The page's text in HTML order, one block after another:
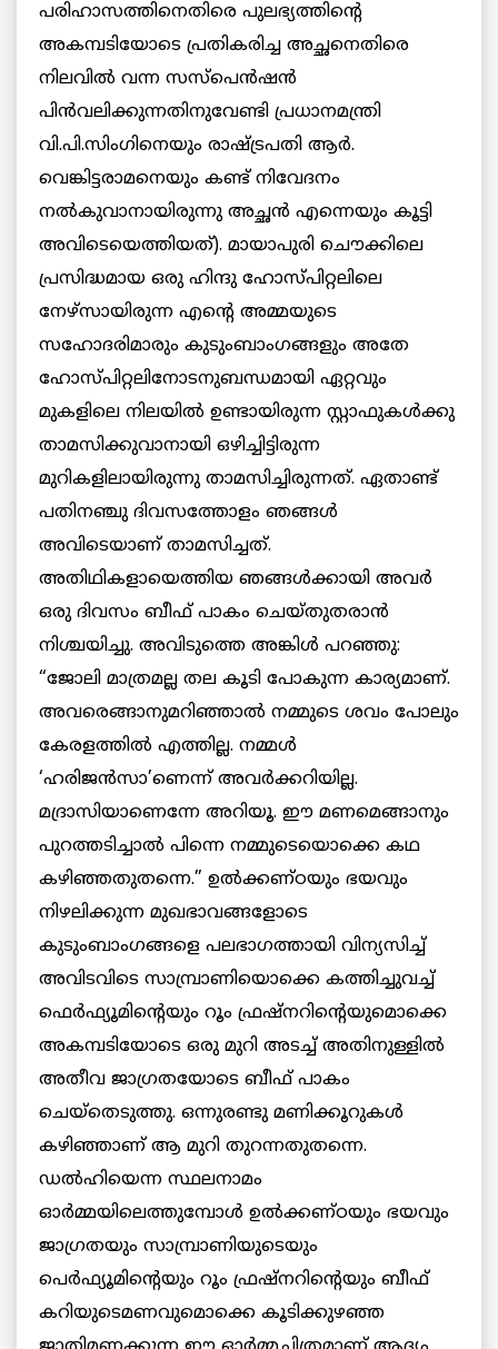
പരിഹാസത്തിനെതിരെ പുലഭ്യത്തിന്റെ
അകമ്പടിയോടെ പ്രതികരിച്ച അച്ഛനെതിരെ
നിലവില്‍ വന്ന സസ്പെന്‍ഷന്‍
പിന്‍വലിക്കുന്നതിനുവേണ്ടി പ്രധാനമന്ത്രി
വി.പി.സിംഗിനെയും രാഷ്ട്രപതി ആര്‍.
വെങ്കിട്ടരാമനെയും കണ്ട് നിവേദനം
നല്‍കുവാനായിരുന്നു അച്ഛന്‍ എന്നെയും കൂട്ടി
അവിടെയെത്തിയത്). മായാപുരി ചൌക്കിലെ
പ്രസിദ്ധമായ ഒരു ഹിന്ദു ഹോസ്പിറ്റലിലെ
നേഴ്സായിരുന്ന എന്റെ അമ്മയുടെ
സഹോദരിമാരും കുടുംബാംഗങ്ങളും അതേ
ഹോസ്പിറ്റലിനോടനുബന്ധമായി ഏറ്റവും
മുകളിലെ നിലയില്‍ ഉണ്ടായിരുന്ന സ്റ്റാഫുകള്‍ക്കു
താമസിക്കുവാനായി ഒഴിച്ചിട്ടിരുന്ന
മുറികളിലായിരുന്നു താമസിച്ചിരുന്നത്. ഏതാണ്ട്
പതിനഞ്ചു ദിവസത്തോളം ഞങ്ങള്‍
അവിടെയാണ് താമസിച്ചത്.
അതിഥികളായെത്തിയ ഞങ്ങള്‍ക്കായി അവര്‍
ഒരു ദിവസം ബീഫ് പാകം ചെയ്തുതരാന്‍
നിശ്ചയിച്ചു. അവിടുത്തെ അങ്കിള്‍ പറഞ്ഞു:
“ജോലി മാത്രമല്ല തല കൂടി പോകുന്ന കാര്യമാണ്.
അവരെങ്ങാനുമറിഞ്ഞാല്‍ നമ്മുടെ ശവം പോലും
കേരളത്തില്‍ എത്തില്ല. നമ്മള്‍
‘ഹരിജന്‍സാ’ണെന്ന് അവര്‍ക്കറിയില്ല.
മദ്രാസിയാണെന്നേ അറിയൂ. ഈ മണമെങ്ങാനും
പുറത്തടിച്ചാല്‍ പിന്നെ നമ്മുടെയൊക്കെ കഥ
കഴിഞ്ഞതുതന്നെ.” ഉല്‍ക്കണ്ഠയും ഭയവും
നിഴലിക്കുന്ന മുഖഭാവങ്ങളോടെ
കുടുംബാംഗങ്ങളെ പലഭാഗത്തായി വിന്യസിച്ച്
അവിടവിടെ സാമ്പ്രാണിയൊക്കെ കത്തിച്ചുവച്ച്
ഫെര്‍ഫ്യൂമിന്റെയും റൂം ഫ്രഷ്നറിന്റെയുമൊക്കെ
അകമ്പടിയോടെ ഒരു മുറി അടച്ച് അതിനുള്ളില്‍
അതീവ ജാഗ്രതയോടെ ബീഫ് പാകം
ചെയ്തെടുത്തു. ഒന്നുരണ്ടു മണിക്കൂറുകള്‍
കഴിഞ്ഞാണ് ആ മുറി തുറന്നതുതന്നെ.
ഡല്‍ഹിയെന്ന സ്ഥലനാമം
ഓര്‍മ്മയിലെത്തുമ്പോള്‍ ഉല്‍ക്കണ്ഠയും ഭയവും
ജാഗ്രതയും സാമ്പ്രാണിയുടെയും
പെര്‍ഫ്യൂമിന്റെയും റൂം ഫ്രഷ്നറിന്റെയും ബീഫ്
കറിയുടെമണവുമൊക്കെ കൂടിക്കുഴഞ്ഞ